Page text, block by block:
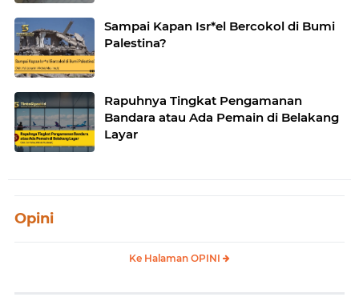
Sampai Kapan Isr*el Bercokol di Bumi
Palestina?
Rapuhnya Tingkat Pengamanan
Bandara atau Ada Pemain di Belakang
Layar
Opini
Ke Halaman OPINI